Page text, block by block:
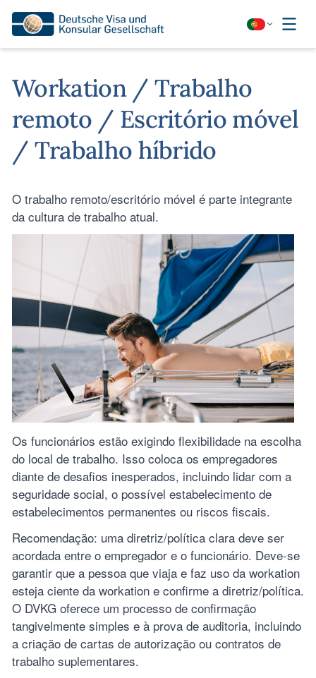
Workation / Trabalho
remoto / Escritório móvel
/ Trabalho híbrido
O trabalho remoto/escritório móvel é parte integrante
da cultura de trabalho atual.
Os funcionários estão exigindo flexibilidade na escolha
do local de trabalho. Isso coloca os empregadores
diante de desafios inesperados, incluindo lidar com a
seguridade social, o possível estabelecimento de
estabelecimentos permanentes ou riscos fiscais.
Recomendação: uma diretriz/política clara deve ser
acordada entre o empregador e o funcionário. Deve-se
garantir que a pessoa que viaja e faz uso da workation
esteja ciente da workation e confirme a diretriz/política.
O DVKG oferece um processo de confirmação
tangivelmente simples e à prova de auditoria, incluindo
a criação de cartas de autorização ou contratos de
trabalho suplementares.